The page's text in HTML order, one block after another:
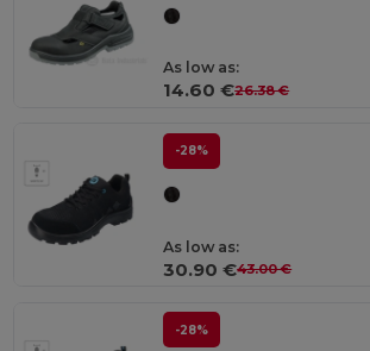
As low as:
14.60 €26.38 €
-28%
As low as:
30.90 €43.00 €
-28%